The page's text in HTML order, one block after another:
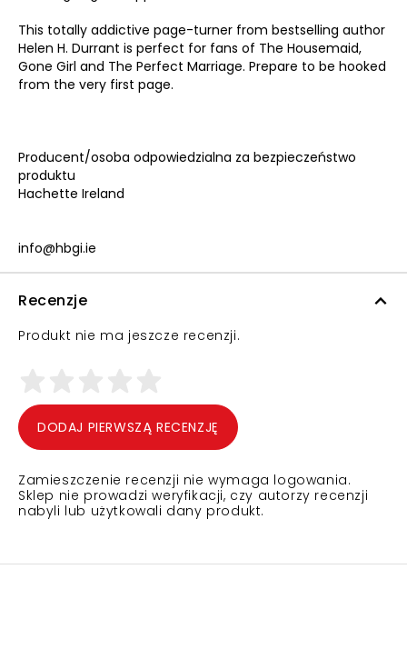
This totally addictive page-turner from bestselling author
Helen H. Durrant is perfect for fans of The Housemaid,
Gone Girl and The Perfect Marriage. Prepare to be hooked
from the very first page.
Producent/osoba odpowiedzialna za bezpieczeństwo
produktu
Hachette Ireland
info@hbgi.ie
Recenzje
Produkt nie ma jeszcze recenzji.
DODAJ PIERWSZĄ RECENZJĘ
Zamieszczenie recenzji nie wymaga logowania.
Sklep nie prowadzi weryfikacji, czy autorzy recenzji
nabyli lub użytkowali dany produkt.